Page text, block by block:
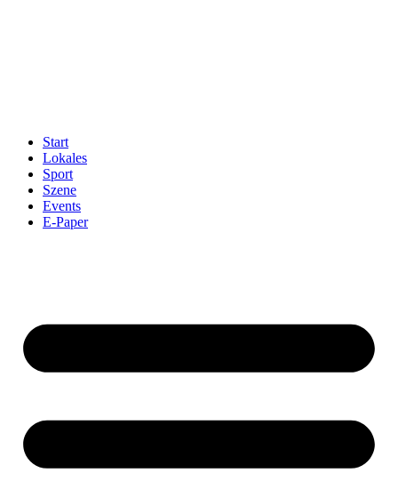
Start
Lokales
Sport
Szene
Events
E-Paper